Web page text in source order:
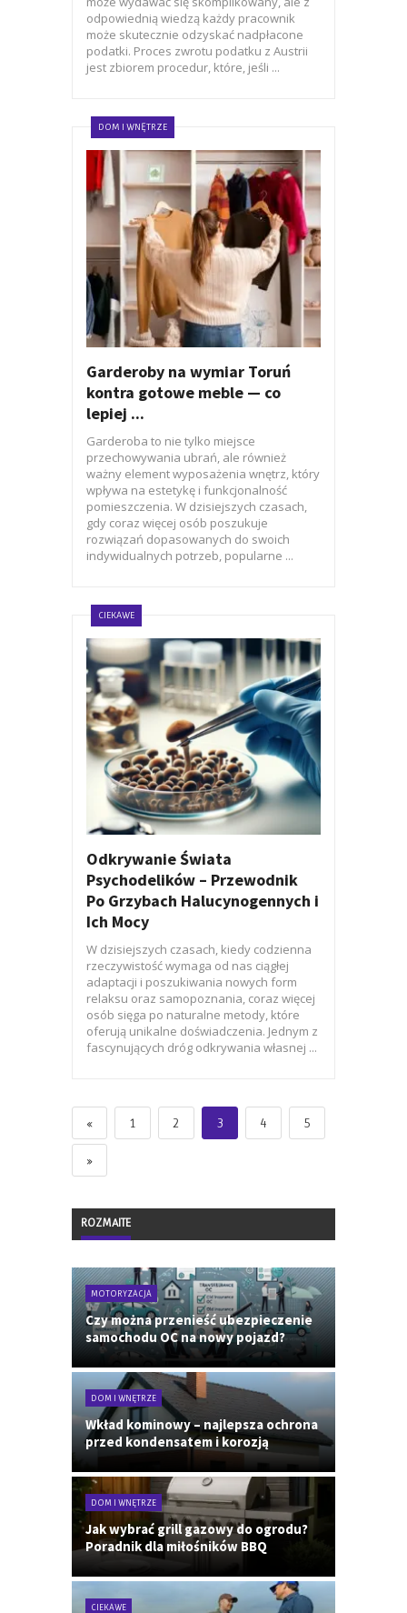
odpowiednią wiedzą każdy pracownik
może skutecznie odzyskać nadpłacone
podatki. Proces zwrotu podatku z Austrii
jest zbiorem procedur, które, jeśli ...
DOM I WNĘTRZE
Garderoby na wymiar Toruń
kontra gotowe meble — co
lepiej ...
Garderoba to nie tylko miejsce
przechowywania ubrań, ale również
ważny element wyposażenia wnętrz, który
wpływa na estetykę i funkcjonalność
pomieszczenia. W dzisiejszych czasach,
gdy coraz więcej osób poszukuje
rozwiązań dopasowanych do swoich
indywidualnych potrzeb, popularne ...
CIEKAWE
Odkrywanie Świata
Psychodelików – Przewodnik
Po Grzybach Halucynogennych i
Ich Mocy
W dzisiejszych czasach, kiedy codzienna
rzeczywistość wymaga od nas ciągłej
adaptacji i poszukiwania nowych form
relaksu oraz samopoznania, coraz więcej
osób sięga po naturalne metody, które
oferują unikalne doświadczenia. Jednym z
fascynujących dróg odkrywania własnej ...
« 1 2 3 4 5
»
ROZMAITE
MOTORYZACJA
Czy można przenieść ubezpieczenie
samochodu OC na nowy pojazd?
DOM I WNĘTRZE
Wkład kominowy – najlepsza ochrona
przed kondensatem i korozją
DOM I WNĘTRZE
Jak wybrać grill gazowy do ogrodu?
Poradnik dla miłośników BBQ
CIEKAWE